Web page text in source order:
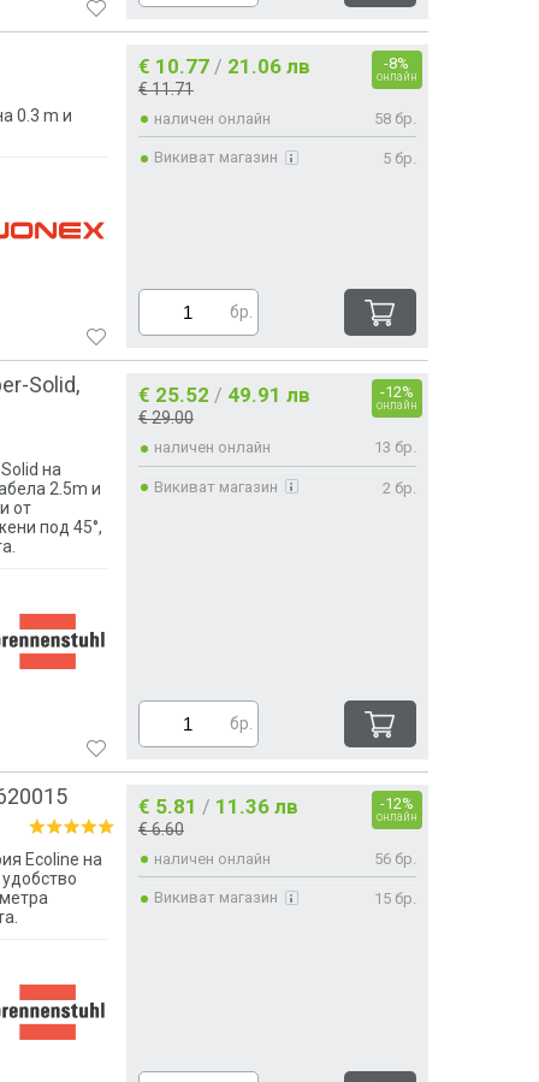
0.3 m и
-8%
онлайн
€ 10.77 / 21.06 лв
€ 11.71
наличен онлайн 58 бр.
Викиват магазин 5 бр.
бр.
Solid,
на
2.5m и
от
под 45°,
-12%
онлайн
€ 25.52 / 49.91 лв
€ 29.00
наличен онлайн 13 бр.
Викиват магазин 2 бр.
бр.
Ecoline на
-12%
онлайн
€ 5.81 / 11.36 лв
€ 6.60
наличен онлайн 56 бр.
Викиват магазин 15 бр.